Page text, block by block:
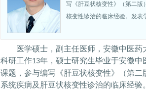
写《肝豆状核变性》（第二版
核变性诊治的临床经验。发表
医学硕士，副主任医师，安徽中医
科研工作13年，硕士研究生毕业于安徽
课题，参与编写《肝豆状核变性》（第二
系统疾病及 肝豆状核变性诊治的临床经验